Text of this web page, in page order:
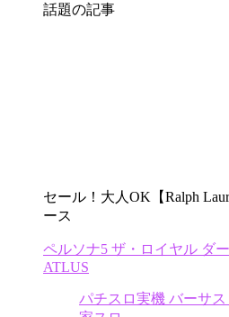
話題の記事
セール！大人OK【Ralph
ース
ペルソナ5 ザ・ロイヤル ダ
ATLUS
パチスロ実機 バーサ